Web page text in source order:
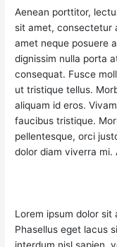
Aenean porttitor,
sit amet, consectetur
amet neque posuere
dignissim nulla porta
consequat. Fusce
ut tristique tellus.
aliquam id eros.
faucibus tristique.
pellentesque, orci
dolor diam viverra mi.
Lorem ipsum dolor
Phasellus eget lacus